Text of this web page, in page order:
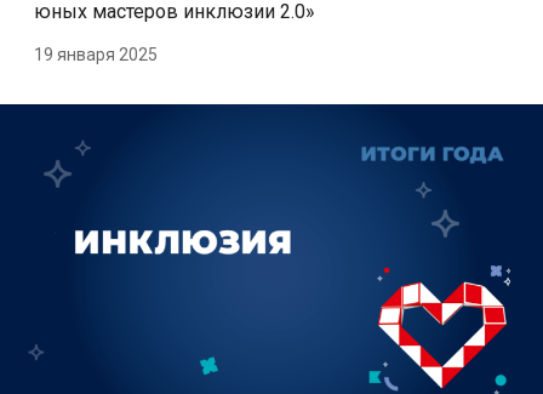
юных мастеров инклюзии 2.0»
19 января 2025